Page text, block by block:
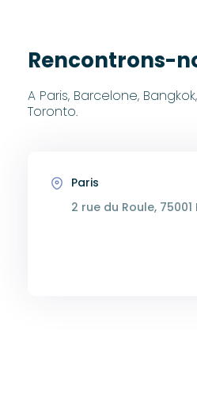
Rencontrons-
A Paris, Barcelone,
Toronto.
Paris
2 rue du Roule, 75001